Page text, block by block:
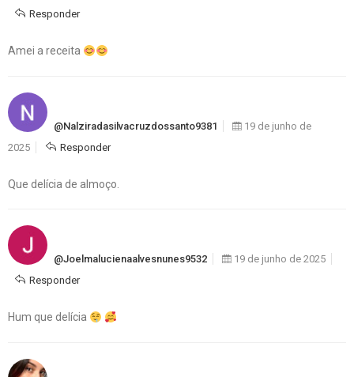
Responder
Amei a receita
@nalziradasilvacruzdossanto9381
19 de junho de
2025
Responder
Que delícia de almoço.
@joelmalucienaalvesnunes9532
19 de junho de 2025
Responder
Hum que delícia